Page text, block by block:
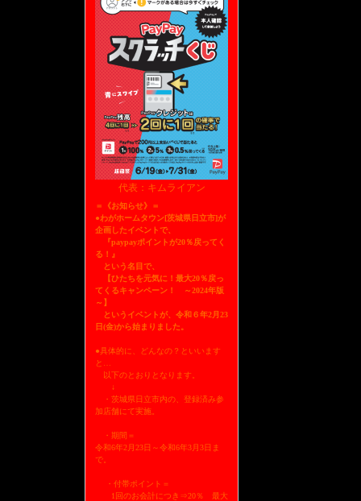
代表：キムライアン
＝《お知らせ》＝
●わがホームタウン[茨城県日立市]が
企画したイベントで、
『paypayポイントが20％戻ってく
る！』
という名目で、
【ひたちを元気に！最大20％戻っ
てくるキャンペーン！ ～2024年版
～】
というイベントが、令和６年2月23
日(金)から始まりました。
●具体的に、どんなの？といいます
と…
以下のとおりとなります。
↓
・茨城県日立市内の、登録済み参
加店舗にて実施。
・期間＝
令和6年2月23日～令和6年3月3日ま
で。
・付帯ポイント＝
1回のお会計につき⇒20％ 最大